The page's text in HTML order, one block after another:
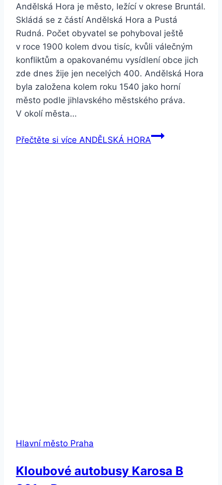
Andělská Hora je město, ležící v okrese Bruntál.
Skládá se z částí Andělská Hora a Pustá
Rudná. Počet obyvatel se pohyboval ještě
v roce 1900 kolem dvou tisíc, kvůli válečným
konfliktům a opakovanému vysídlení obce jich
zde dnes žije jen necelých 400. Andělská Hora
byla založena kolem roku 1540 jako horní
město podle jihlavského městského práva.
V okolí města…
Přečtěte si více ANDĚLSKÁ HORA
Hlavní město Praha
Kloubové autobusy Karosa B